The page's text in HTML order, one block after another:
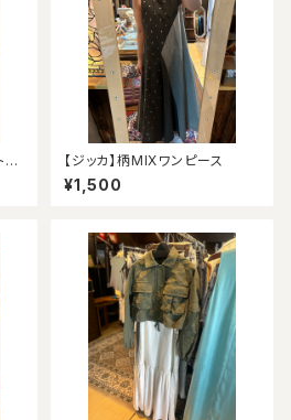
【ジッカ】柄MIXワンピース
¥1,500